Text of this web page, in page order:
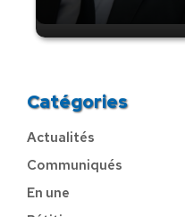
Catégories
Actualités
Communiqués
En une